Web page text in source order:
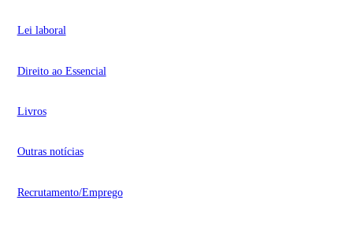
Lei laboral
Direito ao Essencial
Livros
Outras notícias
Recrutamento/Emprego